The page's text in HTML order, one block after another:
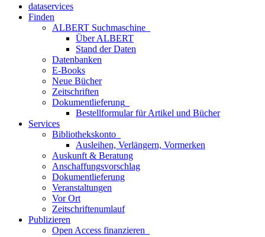
dataservices
Finden
ALBERT Suchmaschine
Über ALBERT
Stand der Daten
Datenbanken
E-Books
Neue Bücher
Zeitschriften
Dokumentlieferung
Bestellformular für Artikel und Bücher
Services
Bibliothekskonto
Ausleihen, Verlängern, Vormerken
Auskunft & Beratung
Anschaffungsvorschlag
Dokumentlieferung
Veranstaltungen
Vor Ort
Zeitschriftenumlauf
Publizieren
Open Access finanzieren